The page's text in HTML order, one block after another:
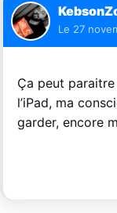
Le 27
Ça peut
l’iPad, ma
garder, encore